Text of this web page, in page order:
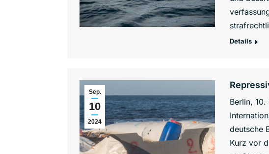
Details
Sep.
10
2024
Berlin,
deutsche
Kurz vor